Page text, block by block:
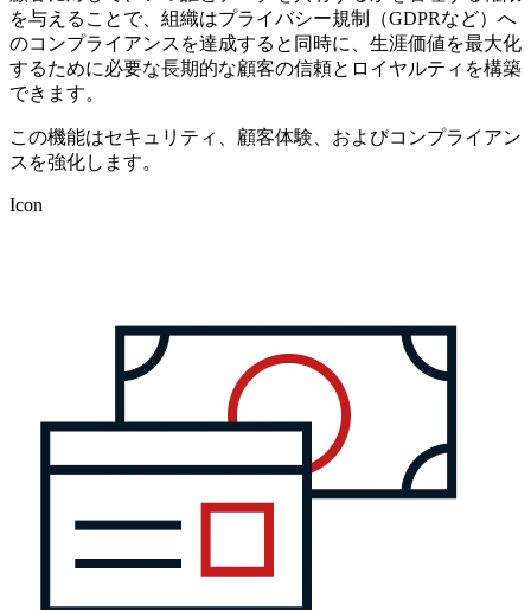
を与えることで、組織はプライバシー規制（GDPRなど）へ
のコンプライアンスを達成すると同時に、生涯価値を最大化
するために必要な長期的な顧客の信頼とロイヤルティを構築
できます。
この機能はセキュリティ、顧客体験、およびコンプライアン
スを強化します。
Icon